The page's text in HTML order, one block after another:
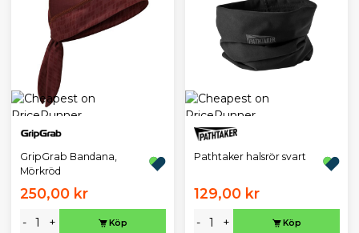
GripGrab Bandana,
Mörkröd
250,00 kr
- + Köp
Pathtaker halsrör svart
129,00 kr
- + Köp